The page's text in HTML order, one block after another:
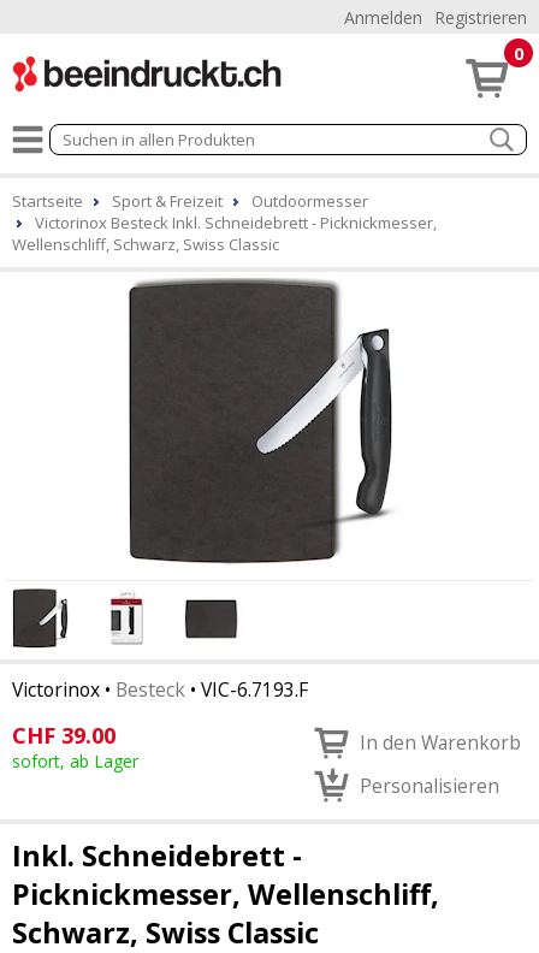
Anmelden Registrieren
0
Startseite Sport & Freizeit
Outdoormesser
Victorinox Besteck Inkl. Schneidebrett - Picknickmesser,
Wellenschliff, Schwarz, Swiss Classic
Victorinox • Besteck • VIC-6.7193.F
CHF 39.00
sofort, ab Lager
In den Warenkorb
Personalisieren
Inkl. Schneidebrett -
Picknickmesser, Wellenschliff,
Schwarz, Swiss Classic